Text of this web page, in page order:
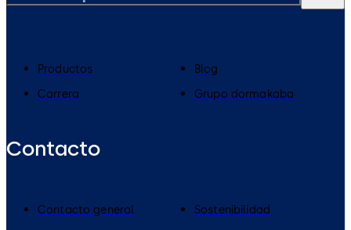
Productos
Blog
Carrera
Grupo dormakaba
Contacto
Contacto general
Sostenibilidad